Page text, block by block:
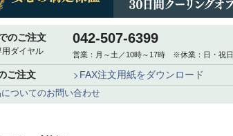
のご注文
用ダイヤル
042-507-6399
営業：月～土／10時～17時 ※休業：日・祝日
ご注文 FAX注文用紙をダウンロード
ついてのお問い合わせ